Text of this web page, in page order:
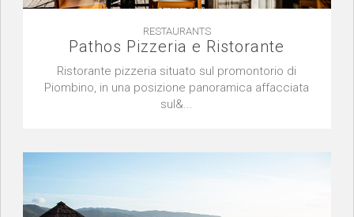
RESTAURANTS
Pathos Pizzeria e Ristorante
Ristorante pizzeria situato sul promontorio di
Piombino, in una posizione panoramica affacciata
sul&...